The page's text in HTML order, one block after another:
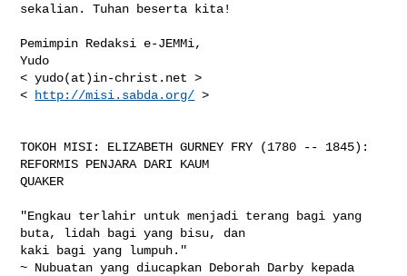
sekalian. Tuhan beserta kita!
Pemimpin Redaksi e-JEMMi,
Yudo
< yudo(at)in-christ.net >
<
http://misi.sabda.org/ >
TOKOH MISI: ELIZABETH GURNEY FRY (1780 -- 1845):
REFORMIS PENJARA DARI KAUM
QUAKER
"Engkau terlahir untuk menjadi terang bagi yang
buta, lidah bagi yang bisu, dan
kaki bagi yang lumpuh."
~ Nubuatan yang diucapkan Deborah Darby kepada